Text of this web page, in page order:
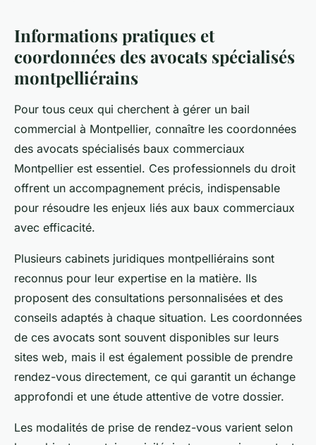
Informations pratiques et
coordonnées des avocats spécialisés
montpelliérains
Pour tous ceux qui cherchent à gérer un bail
commercial à Montpellier, connaître les coordonnées
des avocats spécialisés baux commerciaux
Montpellier est essentiel. Ces professionnels du droit
offrent un accompagnement précis, indispensable
pour résoudre les enjeux liés aux baux commerciaux
avec efficacité.
Plusieurs cabinets juridiques montpelliérains sont
reconnus pour leur expertise en la matière. Ils
proposent des consultations personnalisées et des
conseils adaptés à chaque situation. Les coordonnées
de ces avocats sont souvent disponibles sur leurs
sites web, mais il est également possible de prendre
rendez-vous directement, ce qui garantit un échange
approfondi et une étude attentive de votre dossier.
Les modalités de prise de rendez-vous varient selon